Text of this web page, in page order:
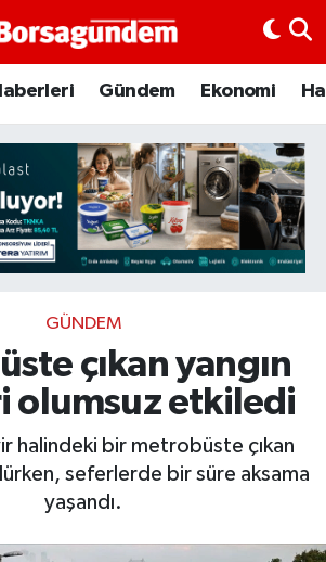
Gündem Ekonomi
GÜNDEM
çıkan yangın
olumsuz etkiledi
halindeki bir metrobüste çıkan
seferlerde bir süre aksama
yaşandı.